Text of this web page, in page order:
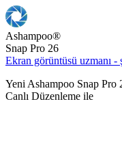
Ashampoo®
Snap Pro 26
Ekran görüntüsü uzmanı -
Yeni Ashampoo Snap Pro
Canlı Düzenleme ile